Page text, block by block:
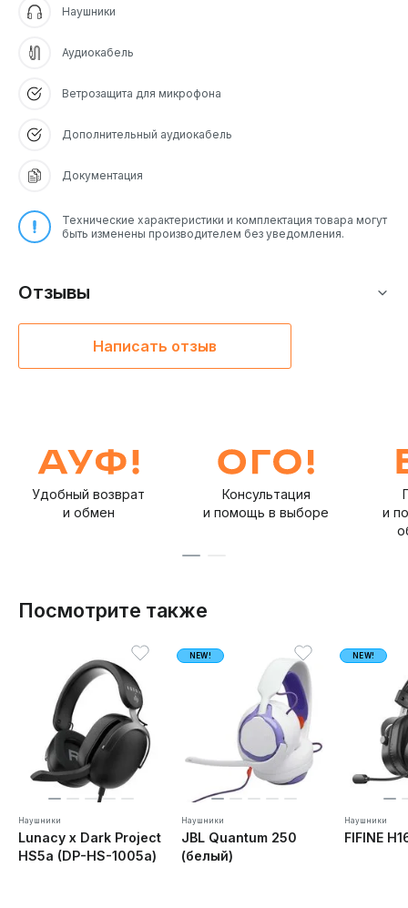
Наушники
Аудиокабель
Ветрозащита для микрофона
Дополнительный аудиокабель
Документация
Технические характеристики и комплектация товара могут
быть изменены производителем без уведомления.
Отзывы
Написать отзыв
Удобный возврат
и обмен
Консультация
и помощь в выборе
и
Посмотрите также
Наушники
Lunacy x Dark Project
HS5a (DP-HS-1005a)
NEW!
Наушники
JBL Quantum 250
(белый)
NEW!
Наушники
FIFINE